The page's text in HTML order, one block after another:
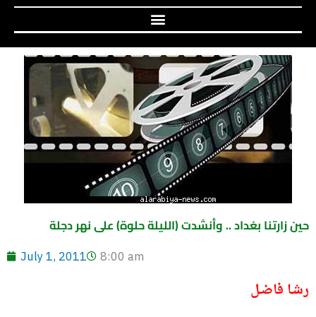
حين زارتنا بغداد .. وأنشدت (الليلة حلوة) على نهر دجلة
July 1, 2011 8:00 am
رشـا فاضـل